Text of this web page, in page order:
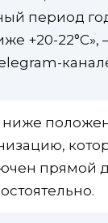
период
+20-
ниже
прямой